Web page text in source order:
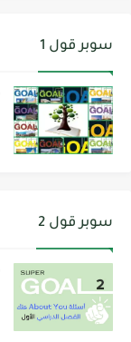
سوبر قول 1
سوبر قول 2